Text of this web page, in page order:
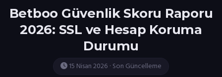
Betboo Güvenlik Skoru Raporu
2026: SSL ve Hesap Koruma
Durumu
15 Nisan 2026 · Son Güncelleme